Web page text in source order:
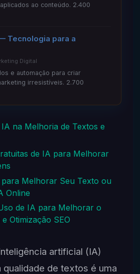
ao conteúdo. 2.400
Tecnologia para a
Digital
e automação para criar
irresistíveis. 2.700
na Melhoria de Textos e
de IA para Melhorar
para Melhorar Seu Texto ou
Online
de IA para Melhorar o
Otimização SEO
artificial (IA)
qualidade de textos é uma